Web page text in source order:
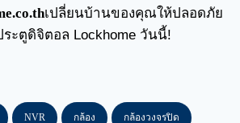
เปลี่ยนบ้านของคุณให้ปลอดภัย
ะตูดิจิตอล Lockhome วันนี้!
NVR กล้อง กล้องวงจรปิด